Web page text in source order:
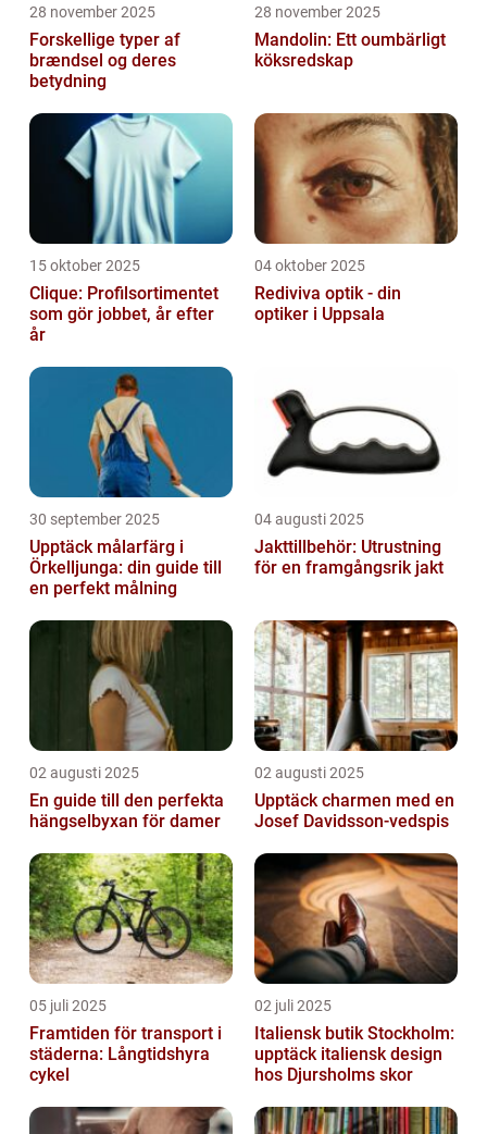
28 november 2025
Forskellige typer af
brændsel og deres
betydning
28 november 2025
Mandolin: Ett oumbärligt
köksredskap
15 oktober 2025
Clique: Profilsortimentet
som gör jobbet, år efter
år
04 oktober 2025
Rediviva optik - din
optiker i Uppsala
30 september 2025
Upptäck målarfärg i
Örkelljunga: din guide till
en perfekt målning
04 augusti 2025
Jakttillbehör: Utrustning
för en framgångsrik jakt
02 augusti 2025
En guide till den perfekta
hängselbyxan för damer
02 augusti 2025
Upptäck charmen med en
Josef Davidsson-vedspis
05 juli 2025
Framtiden för transport i
städerna: Långtidshyra
cykel
02 juli 2025
Italiensk butik Stockholm:
upptäck italiensk design
hos Djursholms skor